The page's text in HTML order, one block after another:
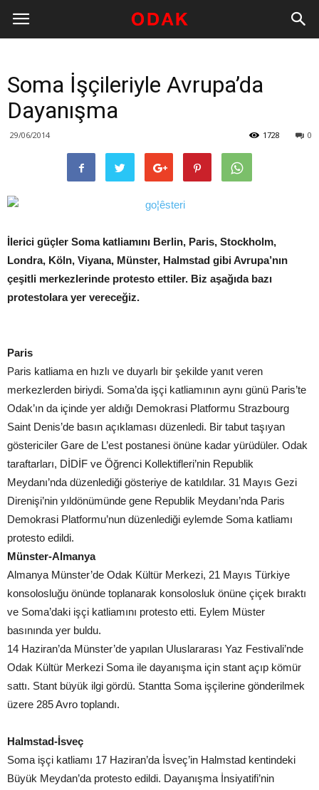
Soma İşçileriyle Avrupa’da
Dayanışma
29/06/2014 0
1728
İlerici güçler Soma katliamını Berlin, Paris, Stockholm,
Londra, Köln, Viyana, Münster, Halmstad gibi Avrupa’nın
çeşitli merkezlerinde protesto ettiler. Biz aşağıda bazı
protestolara yer vereceğiz.
Paris
Paris katliama en hızlı ve duyarlı bir şekilde yanıt veren
merkezlerden biriydi. Soma’da işçi katliamının aynı günü Paris’te
Odak’ın da içinde yer aldığı Demokrasi Platformu Strazbourg
Saint Denis’de basın açıklaması düzenledi. Bir tabut taşıyan
göstericiler Gare de L’est postanesi önüne kadar yürüdüler. Odak
taraftarları, DİDİF ve Öğrenci Kollektifleri’nin Republik
Meydanı’nda düzenlediği gösteriye de katıldılar. 31 Mayıs Gezi
Direnişi’nin yıldönümünde gene Republik Meydanı’nda Paris
Demokrasi Platformu’nun düzenlediği eylemde Soma katliamı
protesto edildi.
Münster-Almanya
Almanya Münster’de Odak Kültür Merkezi, 21 Mayıs Türkiye
konsolosluğu önünde toplanarak konsolosluk önüne çiçek bıraktı
ve Soma’daki işçi katliamını protesto etti. Eylem Müster
basınında yer buldu.
14 Haziran’da Münster’de yapılan Uluslararası Yaz Festivali’nde
Odak Kültür Merkezi Soma ile dayanışma için stant açıp kömür
sattı. Stant büyük ilgi gördü. Stantta Soma işçilerine gönderilmek
üzere 285 Avro toplandı.
Halmstad-İsveç
Soma işçi katliamı 17 Haziran’da İsveç’in Halmstad kentindeki
Büyük Meydan’da protesto edildi. Dayanışma İnsiyatifi’nin